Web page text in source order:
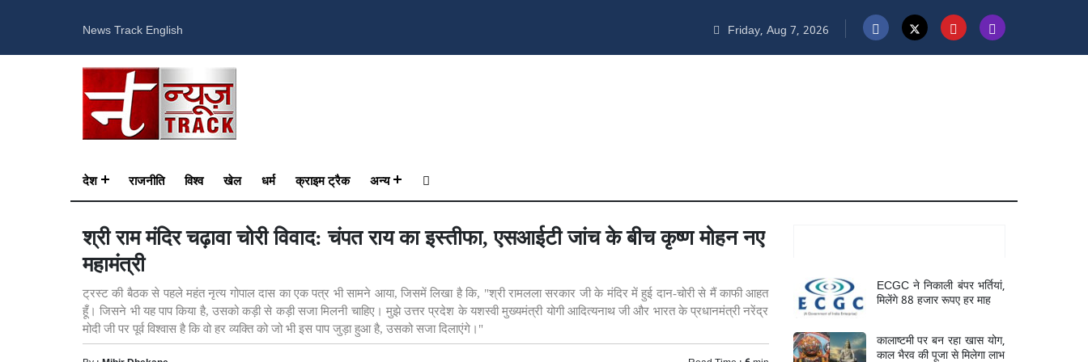
News Track English Friday, Aug 7, 2026
देश राजनीति विश्व खेल धर्म क्राइम ट्रैक अन्य
श्री राम मंदिर चढ़ावा चोरी विवाद: चंपत राय का इस्तीफा, एसआईटी जांच के बीच कृष्ण मोहन नए
महामंत्री
ट्रस्ट की बैठक से पहले महंत नृत्य गोपाल दास का एक पत्र भी सामने आया, जिसमें लिखा है कि, "श्री रामलला सरकार जी के मंदिर में हुई दान-चोरी से मैं काफी आहत
हूँ। जिसने भी यह पाप किया है, उसको कड़ी से कड़ी सजा मिलनी चाहिए। मुझे उत्तर प्रदेश के यशस्वी मुख्यमंत्री योगी आदित्यनाथ जी और भारत के प्रधानमंत्री नरेंद्र
मोदी जी पर पूर्व विश्वास है कि वो हर व्यक्ति को जो भी इस पाप जुड़ा हुआ है, उसको सजा दिलाएंगे।"
ECGC ने निकाली बंपर भर्तियां,
मिलेंगे 88 हजार रूपए हर माह
कालाष्टमी पर बन रहा खास योग,
काल भैरव की पूजा से मिलेगा लाभ